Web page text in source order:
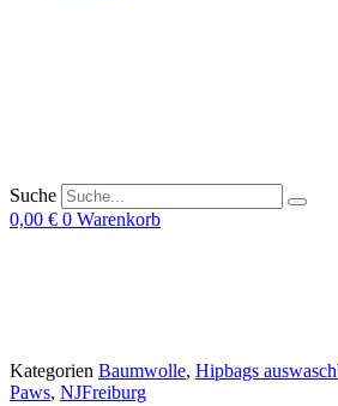
Suche
0,00 € 0 Warenkorb
Kategorien Baumwolle, Hipbags
Paws, NJFreiburg